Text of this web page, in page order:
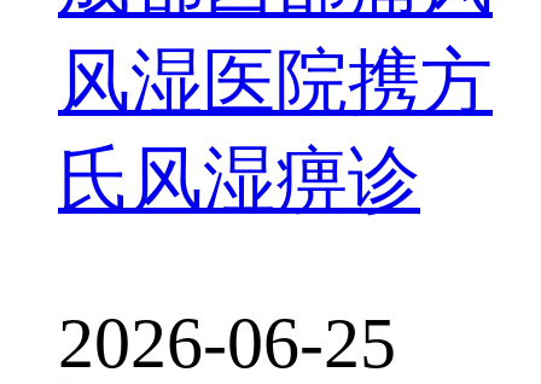
风湿医院携方
氏风湿痹诊
2026-06-25